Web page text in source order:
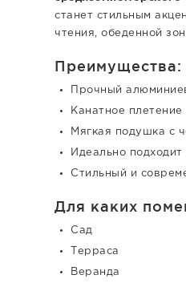
станет стильным
чтения, обеденной
Преимущества:
Прочный
Канатное плетение
Мягкая подушка с
Идеально
Стильный и
Для каких
Сад
Терраса
Веранда